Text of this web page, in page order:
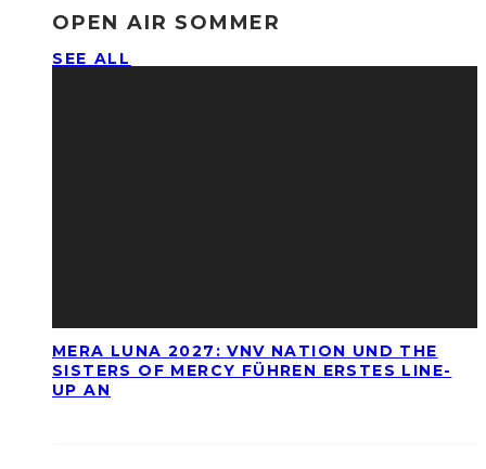
OPEN AIR SOMMER
SEE ALL
MERA LUNA 2027: VNV NATION UND THE
SISTERS OF MERCY FÜHREN ERSTES LINE-
UP AN